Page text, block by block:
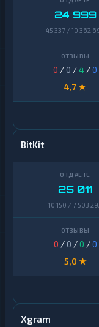
24 999
45 337 / 10 362
0 / 0 / 4 /0
4,7 ★
BitKit
25 011
10 150 / 7 503
0 / 0 /0 /0
5,0 ★
Xgram